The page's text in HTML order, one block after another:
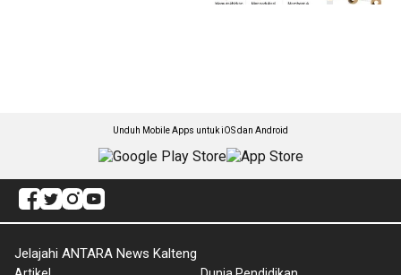
Unduh Mobile Apps untuk iOS dan Android
Jelajahi ANTARA News Kalteng